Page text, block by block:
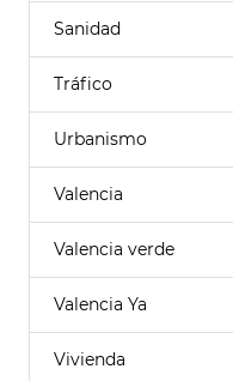
Sanidad
Tráfico
Urbanismo
Valencia
Valencia verde
Valencia Ya
Vivienda